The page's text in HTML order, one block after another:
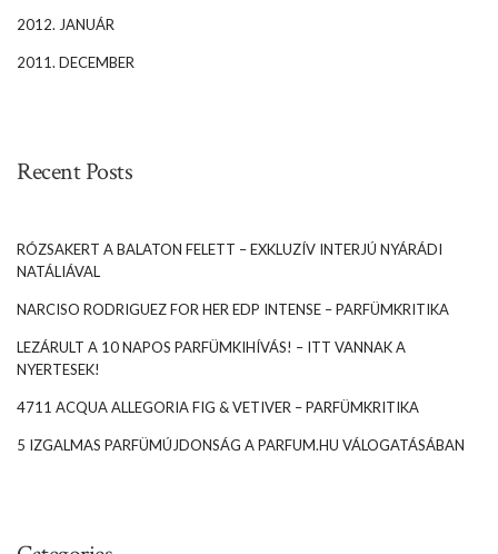
2012. JANUÁR
2011. DECEMBER
Recent Posts
RÓZSAKERT A BALATON FELETT – EXKLUZÍV INTERJÚ NYÁRÁDI
NATÁLIÁVAL
NARCISO RODRIGUEZ FOR HER EDP INTENSE – PARFÜMKRITIKA
LEZÁRULT A 10 NAPOS PARFÜMKIHÍVÁS! – ITT VANNAK A
NYERTESEK!
4711 ACQUA ALLEGORIA FIG & VETIVER – PARFÜMKRITIKA
5 IZGALMAS PARFÜMÚJDONSÁG A PARFUM.HU VÁLOGATÁSÁBAN